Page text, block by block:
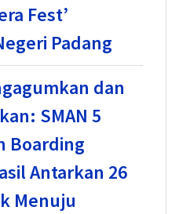
Fest’
Padang
dan
SMAN 5
Boarding
Antarkan 26
Menuju